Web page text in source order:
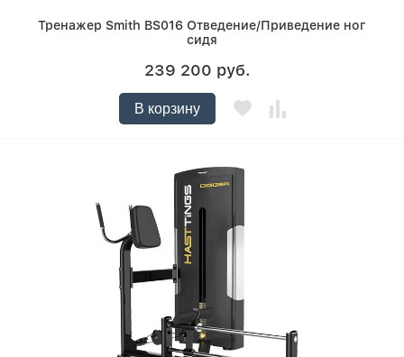
Тренажер Smith BS016 Отведение/Приведение ног
сидя
239 200 руб.
В корзину